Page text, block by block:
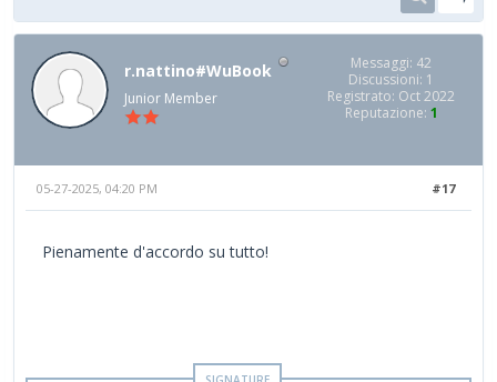
r.nattino#WuBook
Junior Member
Messaggi: 42
Discussioni: 1
Registrato: Oct 2022
Reputazione: 1
#17
05-27-2025, 04:20 PM
Pienamente d'accordo su tutto!